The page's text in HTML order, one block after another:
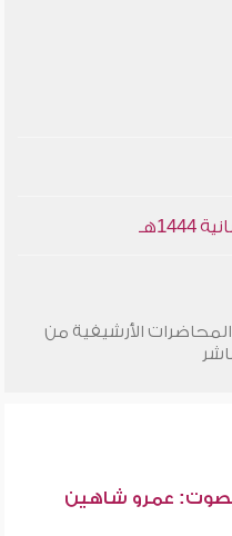
الأرشيفية من
عمرو شاهين